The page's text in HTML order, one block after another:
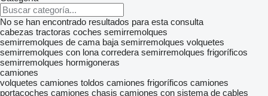
No se han encontrado resultados para esta consulta
cabezas tractoras coches semirremolques
semirremolques de cama baja semirremolques volquetes
semirremolques con lona corredera semirremolques frigoríficos
semirremolques hormigoneras
camiones
volquetes camiones toldos camiones frigoríficos camiones
portacoches camiones chasis camiones con sistema de cables